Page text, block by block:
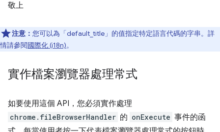
敬上
注意： 您可以為「default_title」的值指定特定語言代碼的字串。詳
情請參閱國際化 (i18n)。
實作檔案瀏覽器處理常式
如要使用這個 API，您必須實作處理
chrome.fileBrowserHandler 的 onExecute 事件的函